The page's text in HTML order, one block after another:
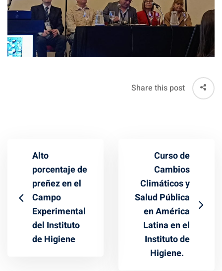
Share this post
Alto
porcentaje de
preñez en el
Campo
Experimental
del Instituto
de Higiene
Curso de
Cambios
Climáticos y
Salud Pública
en América
Latina en el
Instituto de
Higiene.